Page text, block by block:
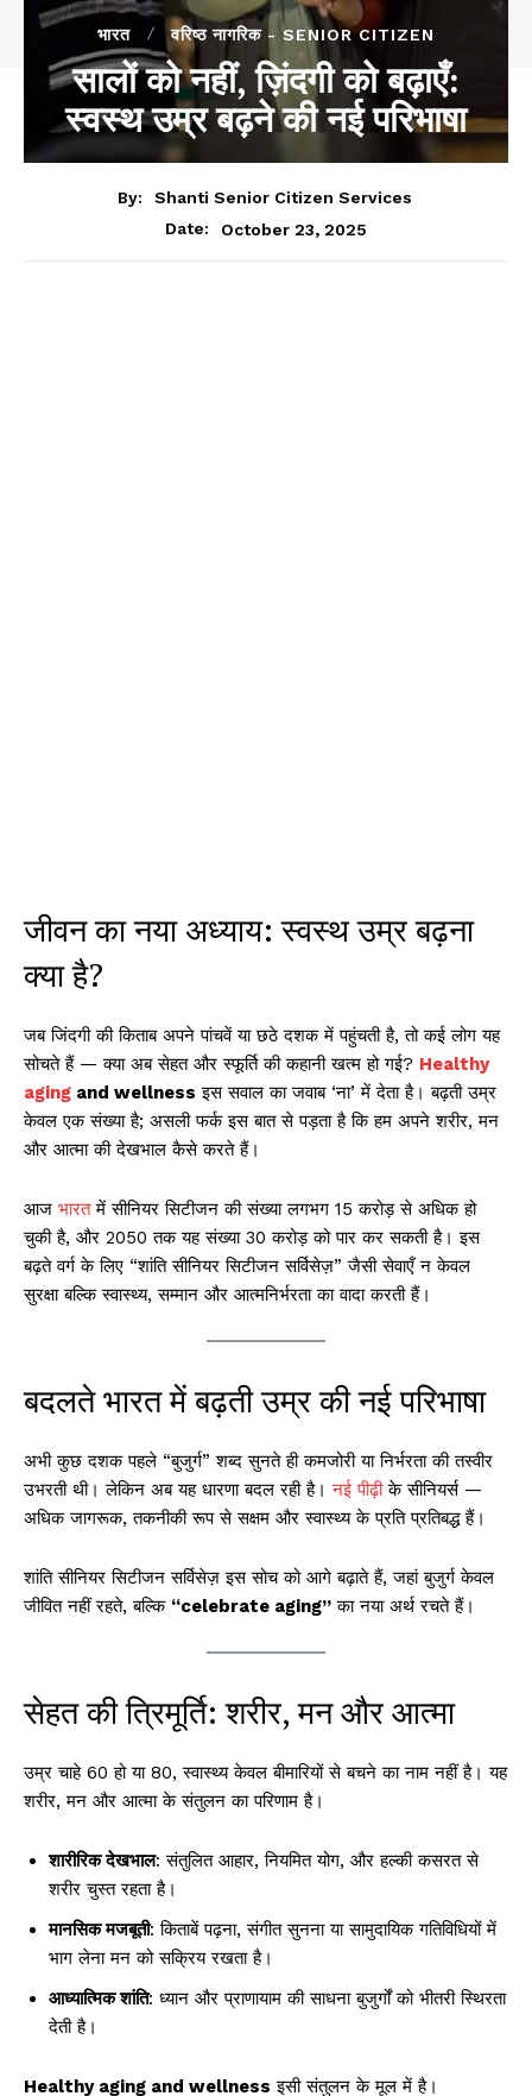
भारत वरिष्ठ नागरिक - SENIOR CITIZEN
सालों को नहीं, ज़िंदगी को बढ़ाएँ:
स्वस्थ उम्र बढ़ने की नई परिभाषा
By:
Shanti Senior Citizen Services
Date:
October 23, 2025
जीवन का नया अध्याय: स्वस्थ उम्र बढ़ना
क्या है?
जब जिंदगी की किताब अपने पांचवें या छठे दशक में पहुंचती है, तो कई लोग यह
सोचते हैं — क्या अब सेहत और स्फूर्ति की कहानी खत्म हो गई? Healthy
aging and wellness इस सवाल का जवाब ‘ना’ में देता है। बढ़ती उम्र
केवल एक संख्या है; असली फर्क इस बात से पड़ता है कि हम अपने शरीर, मन
और आत्मा की देखभाल कैसे करते हैं।
आज भारतमें सीनियर सिटीजन की संख्या लगभग 15 करोड़ से अधिक हो
चुकी है, और 2050 तक यह संख्या 30 करोड़ को पार कर सकती है। इस
बढ़ते वर्ग के लिए “शांति सीनियर सिटीजन सर्विसेज़” जैसी सेवाएँ न केवल
सुरक्षा बल्कि स्वास्थ्य, सम्मान और आत्मनिर्भरता का वादा करती हैं।
बदलते भारत में बढ़ती उम्र की नई परिभाषा
अभी कुछ दशक पहले “बुजुर्ग” शब्द सुनते ही कमजोरी या निर्भरता की तस्वीर
उभरती थी। लेकिन अब यह धारणा बदल रही है।नई पीढ़ीके सीनियर्स —
अधिक जागरूक, तकनीकी रूप से सक्षम और स्वास्थ्य के प्रति प्रतिबद्ध हैं।
शांति सीनियर सिटीजन सर्विसेज़ इस सोच को आगे बढ़ाते हैं, जहां बुजुर्ग केवल
जीवित नहीं रहते, बल्कि “celebrate aging” का नया अर्थ रचते हैं।
सेहत की त्रिमूर्ति: शरीर, मन और आत्मा
उम्र चाहे 60 हो या 80, स्वास्थ्य केवल बीमारियों से बचने का नाम नहीं है। यह
शरीर, मन और आत्मा के संतुलन का परिणाम है।
शारीरिक देखभाल: संतुलित आहार, नियमित योग, और हल्की कसरत से
शरीर चुस्त रहता है।
मानसिक मजबूती: किताबें पढ़ना, संगीत सुनना या सामुदायिक गतिविधियों में
भाग लेना मन को सक्रिय रखता है।
आध्यात्मिक शांति: ध्यान और प्राणायाम की साधना बुजुर्गों को भीतरी स्थिरता
देती है।
Healthy aging and wellness इसी संतुलन के मूल में है।